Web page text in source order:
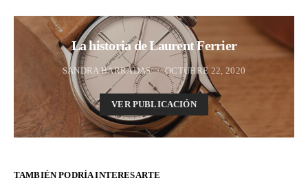
La historia de Laurent Ferrier
SANDRA BARRADAS OCTUBRE 22, 2020
VER PUBLICACIÓN
TAMBIÉN PODRÍA INTERESARTE